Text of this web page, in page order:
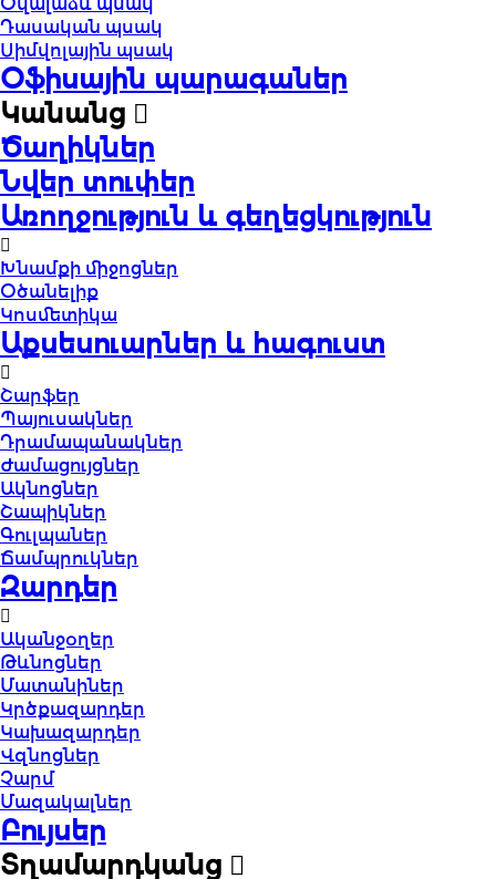
Դասական պսակ
Սիմվոլային պսակ
Օֆիսային պարագաներ
Կանանց
Ծաղիկներ
Նվեր տուփեր
Առողջություն և գեղեցկություն
Խնամքի միջոցներ
Օծանելիք
Կոսմետիկա
Աքսեսուարներ և հագուստ
Շարֆեր
Պայուսակներ
Դրամապանակներ
Ժամացույցներ
Ակնոցներ
Շապիկներ
Գուլպաներ
Ճամպրուկներ
Զարդեր
Ականջօղեր
Թևնոցներ
Մատանիներ
Կրծքազարդեր
Կախազարդեր
Վզնոցներ
Չարմ
Մազակալներ
Բույսեր
Տղամարդկանց